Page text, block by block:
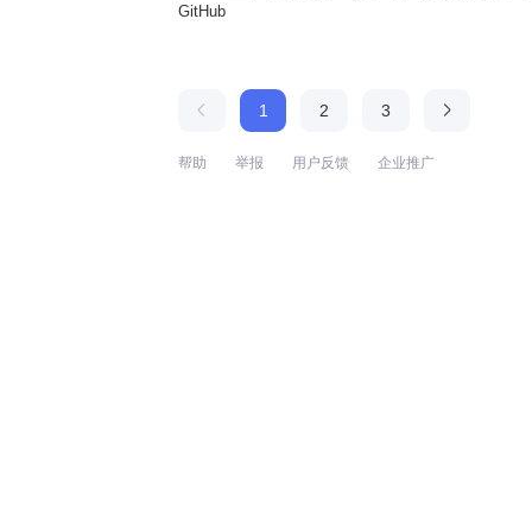
GitHub
1 2 3
帮助 举报 用户反馈 企业推广